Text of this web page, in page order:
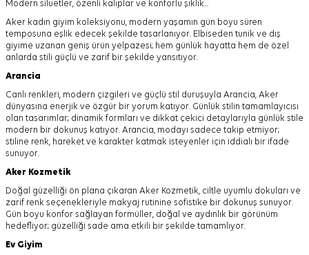
Modern siluetler, özenli kalıplar ve konforlu şıklık...
Aker kadın giyim koleksiyonu, modern yaşamın gün boyu süren
temposuna eşlik edecek şekilde tasarlanıyor. Elbiseden tunik ve dış
giyime uzanan geniş ürün yelpazesi; hem günlük hayatta hem de özel
anlarda stili güçlü ve zarif bir şekilde yansıtıyor.
Arancia
Canlı renkleri, modern çizgileri ve güçlü stil duruşuyla Arancia, Aker
dünyasına enerjik ve özgür bir yorum katıyor. Günlük stilin tamamlayıcısı
olan tasarımlar; dinamik formları ve dikkat çekici detaylarıyla günlük stile
modern bir dokunuş katıyor. Arancia, modayı sadece takip etmiyor;
stiline renk, hareket ve karakter katmak isteyenler için iddialı bir ifade
sunuyor.
Aker Kozmetik
Doğal güzelliği ön plana çıkaran Aker Kozmetik, ciltle uyumlu dokuları ve
zarif renk seçenekleriyle makyaj rutinine sofistike bir dokunuş sunuyor.
Gün boyu konfor sağlayan formüller, doğal ve aydınlık bir görünüm
hedefliyor; güzelliği sade ama etkili bir şekilde tamamlıyor.
Ev Giyim